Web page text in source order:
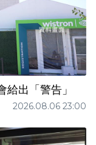
出「警告」
2026.08.06 23:00